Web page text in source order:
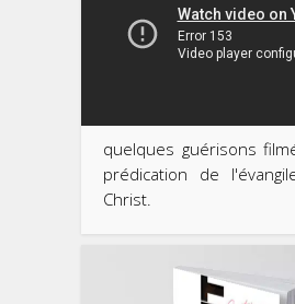
quelques guérisons
prédication de
Christ.